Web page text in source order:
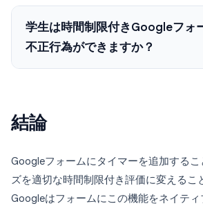
学生は時間制限付きGoogleフォ
不正行為ができますか？
結論
Googleフォームにタイマーを追加する
ズを適切な時間制限付き評価に変えるこ
Googleはフォームにこの機能をネイティ